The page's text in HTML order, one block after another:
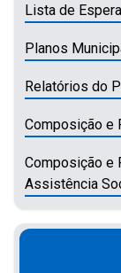
Lista de
Planos
Relatórios do
Composição e
Composição e
Assistência